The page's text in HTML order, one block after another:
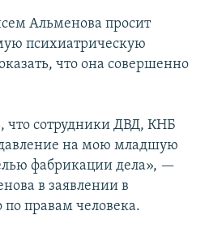
Альменова просит
психиатрическую
что она совершенно
что сотрудники ДВД, КНБ
на мою младшую
фабрикации дела», —
в заявлении в
по правам человека.